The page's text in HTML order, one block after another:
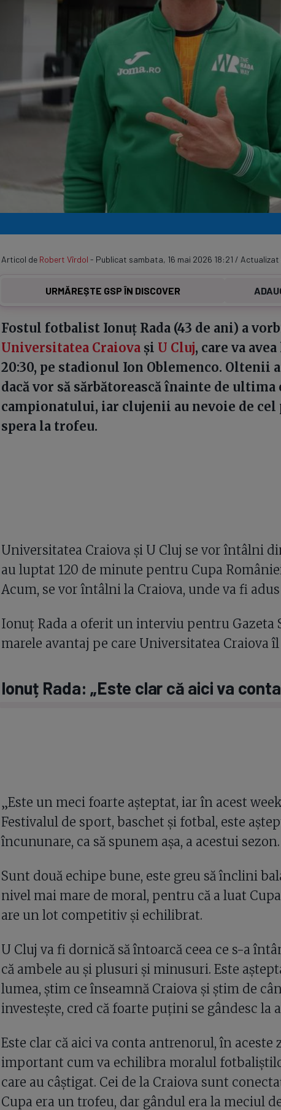
Serie A
Echipe
Program TV
Articol de Robert Vîrdol - Publicat sambata, 16 mai 2026 18:21 /
URMĂREȘTE GSP ÎN DISCOVER
Fostul fotbalist Ionuț Rada (43 de ani) a
Universitatea Craiovași U Cluj, care va
20:30, pe stadionul Ion Oblemenco. Oltenii
dacă vor să sărbătorească înainte de ultima
campionatului, iar clujenii au nevoie de
spera la trofeu.
Universitatea Craiova și U Cluj se vor întâlni
au luptat 120 de minute pentru Cupa
Acum, se vor întâlni la Craiova, unde va fi
Ionuț Rada a oferit un interviu pentru Gazeta
marele avantaj pe care Universitatea Craiova îl
Ionuț Rada: „Este clar că aici va
„Este un meci foarte așteptat, iar în acest
Festivalul de sport, baschet și fotbal, este
încununare, ca să spunem așa, a acestui sezon.
Sunt două echipe bune, este greu să înclini
nivel mai mare de moral, pentru că a luat
are un lot competitiv și echilibrat.
U Cluj va fi dornică să întoarcă ceea ce s-a
că ambele au și plusuri și minusuri. Este
lumea, știm ce înseamnă Craiova și știm de
investește, cred că foarte puțini se gândesc la
Este clar că aici va conta antrenorul, în aceste
important cum va echilibra moralul
care au câștigat. Cei de la Craiova sunt
Cupa era un trofeu, dar gândul era la meciul